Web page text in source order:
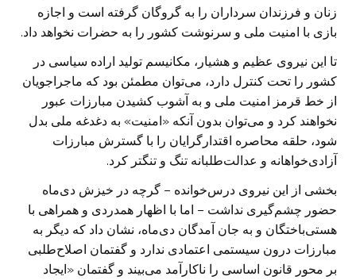
زنان و فرزندان سرداران را به گروگان گرفته است و اجازه
بازی با امنیت ملی و سرنوشت کشور را به حضرات نخواهد داد.
تا این نیروی عظیم و هشیار، مکانیسم تولید اراده سیاسی در
کشور را تحت کنترل دارد، می‌توان مطمئن بود که ماجراجویان
از خط قرمز امنیت ملی و به آشوب کشیدن مبارزات عبور
نخواهند کرد و می‌توان بدون آنکه «امنیت» به دغدغه ملی بدل
شود، حلقه محاصره اقتدارگرایان را با گسترش مبارزات
آزادی‌خواهانه و عدالت‌طلبانه تنگ و تنگتر کرد.
بخشی از این نیروی درس‌خوانده – گرچه در خیزش دی‌ماه
حضور چشم‌گیری نداشت – اما با اظهار همدردی و همراهی با
هستی‌باختگان و به جان آمدگان دی‌ماه، نشان داد که دیگر به
مبارزات درون سیستمی اعتمادی ندارد و گفتمان اصلاح‌طلبی
بر محور قانون اساسی را ناکارآمد می‌بیند و گفتمان «ایجاد